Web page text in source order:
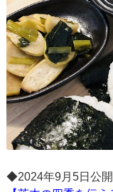
◆2024年9月5日公